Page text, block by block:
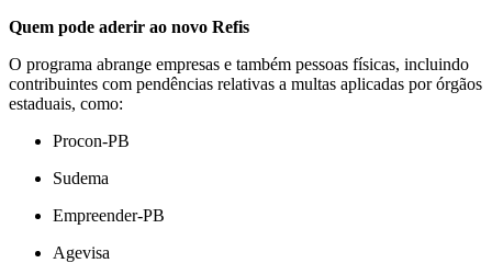
Quem pode aderir ao novo Refis
O programa abrange empresas e também pessoas físicas, incluindo
contribuintes com pendências relativas a multas aplicadas por órgãos
estaduais, como:
Procon-PB
Sudema
Empreender-PB
Agevisa